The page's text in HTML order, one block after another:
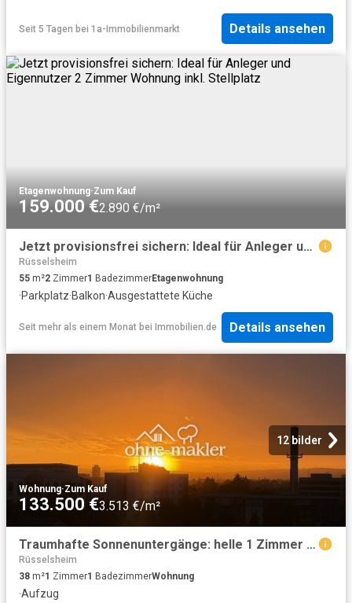
Seit 5 Tagen bei 1a-Immobilienmarkt Details ansehen
Etagenwohnung·Zum Kauf
159.000 €2.890 €/m²
Jetzt provisionsfrei sichern: Ideal für Anleger und Eigennutzer 2 Zimmer Wohnung inkl. Stellplatz
Rüsselsheim
55 m²2 Zimmer1 BadezimmerEtagenwohnung
·Parkplatz·Balkon·Ausgestattete Küche
Seit mehr als einem Monat bei Immobilien.de Details ansehen
12 bilder
Wohnung·Zum Kauf
133.500 €3.513 €/m²
Traumhafte Sonnenuntergänge: helle 1 Zimmer Wohnung mit Loggia, Aufzug
Rüsselsheim
38 m²1 Zimmer1 BadezimmerWohnung
·Aufzug